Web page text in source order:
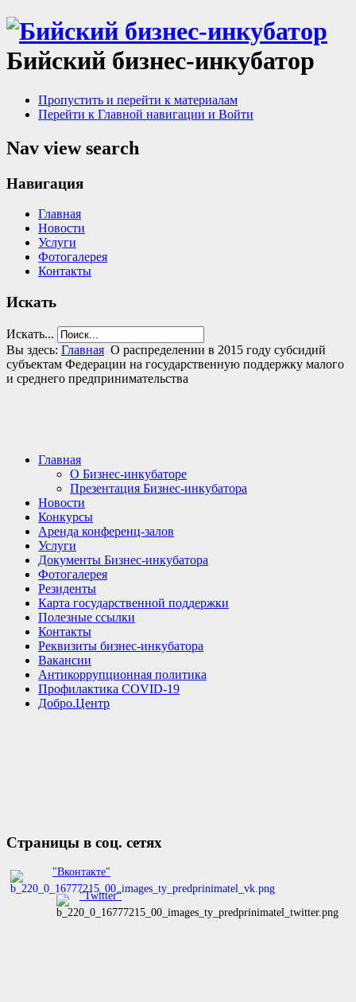
Бийский бизнес-инкубатор
Пропустить и перейти к материалам
Перейти к Главной навигации и Войти
Nav view search
Навигация
Главная
Новости
Услуги
Фотогалерея
Контакты
Искать
Искать...
Вы здесь: Главная О распределении в 2015 году субсидий
субъектам Федерации на государственную поддержку малого
и среднего предпринимательства
Главная
О Бизнес-инкубаторе
Презентация Бизнес-инкубатора
Новости
Конкурсы
Аренда конференц-залов
Услуги
Документы Бизнес-инкубатора
Фотогалерея
Резиденты
Карта государственной поддержки
Полезные ссылки
Контакты
Реквизиты бизнес-инкубатора
Вакансии
Антикоррупционная политика
Профилактика COVID-19
Добро.Центр
Страницы в соц. сетях
"Вконтакте"
"Twitter"